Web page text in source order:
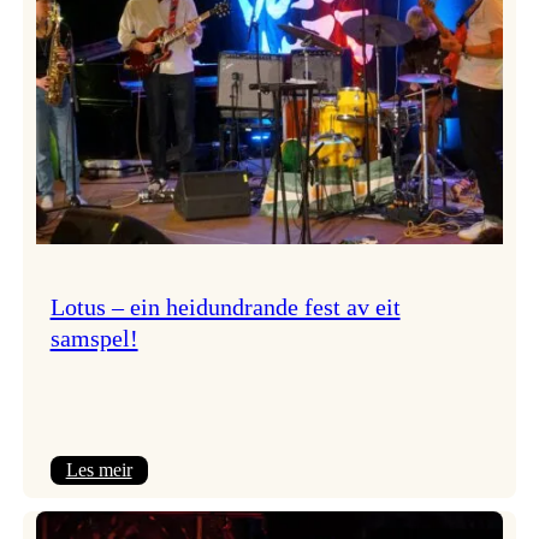
NTNU!
Lotus – ein heidundrande fest av eit
samspel!
Les meir:
–